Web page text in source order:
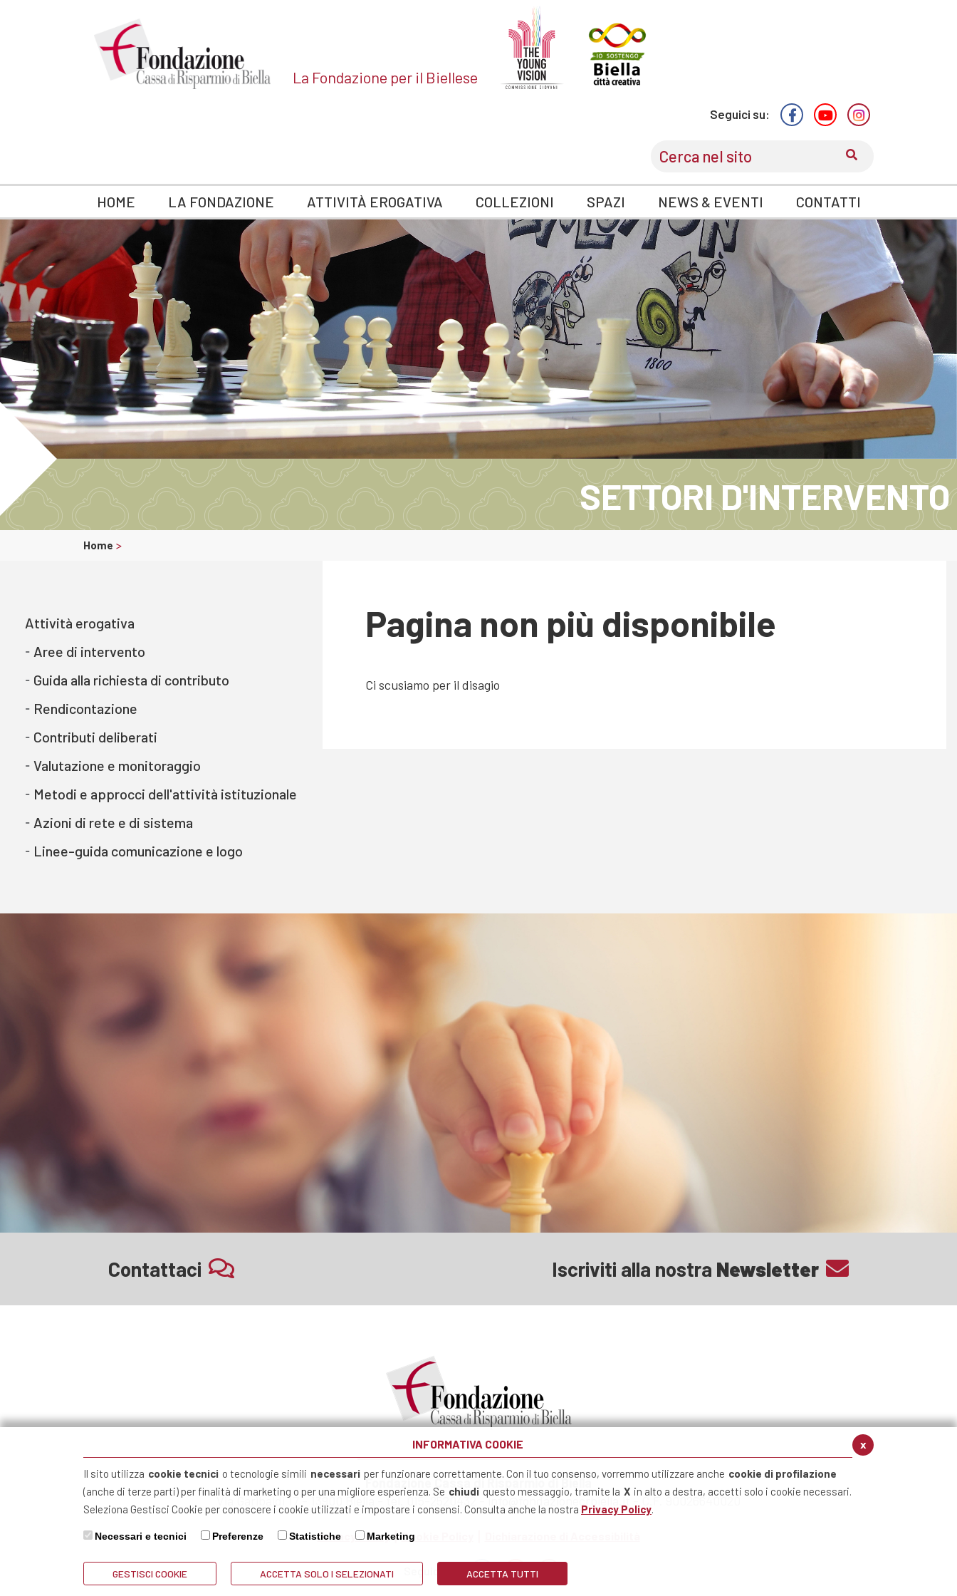
x
INFORMATIVA COOKIE
Il sito utilizza cookie tecnici o tecnologie simili necessari per funzionare correttamente. Con il tuo consenso, vorremmo utilizzare anche cookie di profilazione
(anche di terze parti) per finalità di marketing o per una migliore esperienza. Se chiudi questo messaggio, tramite la X in alto a destra, accetti solo i cookie necessari.
Seleziona Gestisci Cookie per conoscere i cookie utilizzati e impostare i consensi. Consulta anche la nostra Privacy Policy.
Necessari e tecnici Preferenze Statistiche Marketing
GESTISCI COOKIE ACCETTA SOLO I SELEZIONATI ACCETTA TUTTI
La Fondazione per il Biellese
Seguici su:
CERCA
HOME LA FONDAZIONE ATTIVITÀ EROGATIVA COLLEZIONI SPAZI NEWS & EVENTI CONTATTI
SETTORI D'INTERVENTO
Home >
Attività erogativa
Aree di intervento
Guida alla richiesta di contributo
Rendicontazione
Contributi deliberati
Valutazione e monitoraggio
Metodi e approcci dell'attività istituzionale
Azioni di rete e di sistema
Linee-guida comunicazione e logo
Pagina non più disponibile
Ci scusiamo per il disagio
Contattaci Iscriviti alla nostra Newsletter
Fondazione Cassa di Risparmio di Biella
Via Garibaldi 17 - 13900 Biella - tel. 015-2520432 - info@fondazionecrbiella.it - C.F. 90026640020
Privacy Policy Cookie Policy